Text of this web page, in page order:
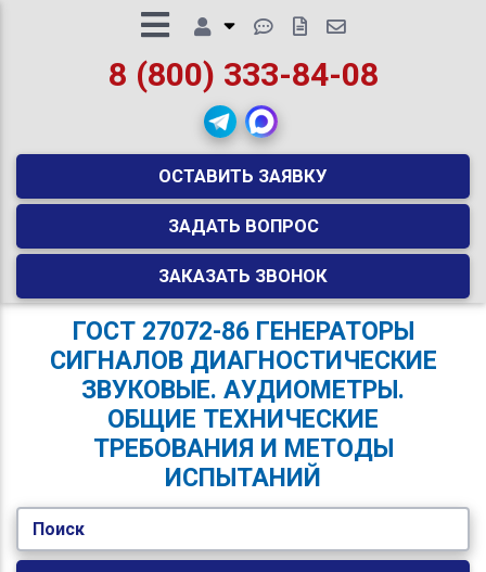
8 (800) 333-84-08
ОСТАВИТЬ ЗАЯВКУ
ЗАДАТЬ ВОПРОС
ЗАКАЗАТЬ ЗВОНОК
ГОСТ 27072-86 ГЕНЕРАТОРЫ
СИГНАЛОВ ДИАГНОСТИЧЕСКИЕ
ЗВУКОВЫЕ. АУДИОМЕТРЫ.
ОБЩИЕ ТЕХНИЧЕСКИЕ
ТРЕБОВАНИЯ И МЕТОДЫ
ИСПЫТАНИЙ
Поиск